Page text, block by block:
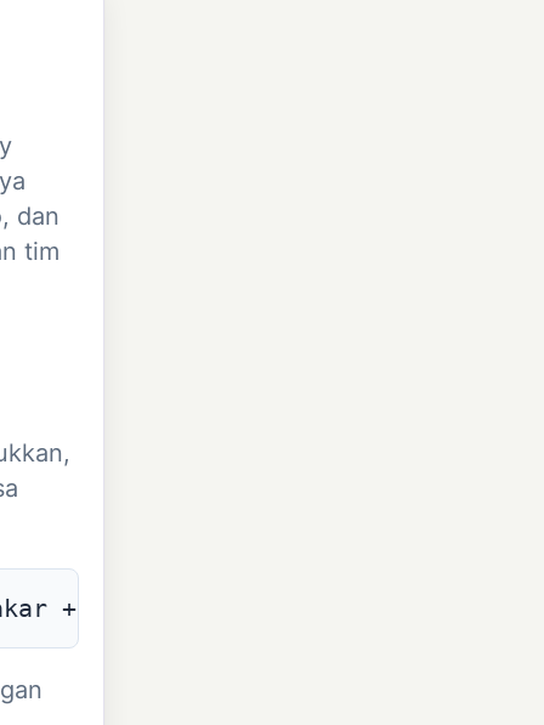
dan
tim
+ biaya karbon, dibagi dengan